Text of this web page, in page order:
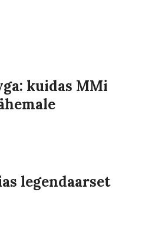
kuidas MMi
legendaarset